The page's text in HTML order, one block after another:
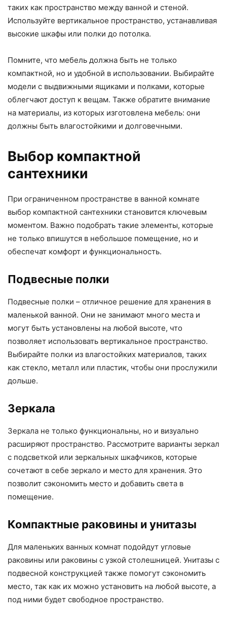
таких как пространство между ванной и стеной.
Используйте вертикальное пространство, устанавливая
высокие шкафы или полки до потолка.
Помните, что мебель должна быть не только
компактной, но и удобной в использовании. Выбирайте
модели с выдвижными ящиками и полками, которые
облегчают доступ к вещам. Также обратите внимание
на материалы, из которых изготовлена мебель: они
должны быть влагостойкими и долговечными.
Выбор компактной
сантехники
При ограниченном пространстве в ванной комнате
выбор компактной сантехники становится ключевым
моментом. Важно подобрать такие элементы, которые
не только впишутся в небольшое помещение, но и
обеспечат комфорт и функциональность.
Подвесные полки
Подвесные полки – отличное решение для хранения в
маленькой ванной. Они не занимают много места и
могут быть установлены на любой высоте, что
позволяет использовать вертикальное пространство.
Выбирайте полки из влагостойких материалов, таких
как стекло, металл или пластик, чтобы они прослужили
дольше.
Зеркала
Зеркала не только функциональны, но и визуально
расширяют пространство. Рассмотрите варианты зеркал
с подсветкой или зеркальных шкафчиков, которые
сочетают в себе зеркало и место для хранения. Это
позволит сэкономить место и добавить света в
помещение.
Компактные раковины и унитазы
Для маленьких ванных комнат подойдут угловые
раковины или раковины с узкой столешницей. Унитазы с
подвесной конструкцией также помогут сэкономить
место, так как их можно установить на любой высоте, а
под ними будет свободное пространство.